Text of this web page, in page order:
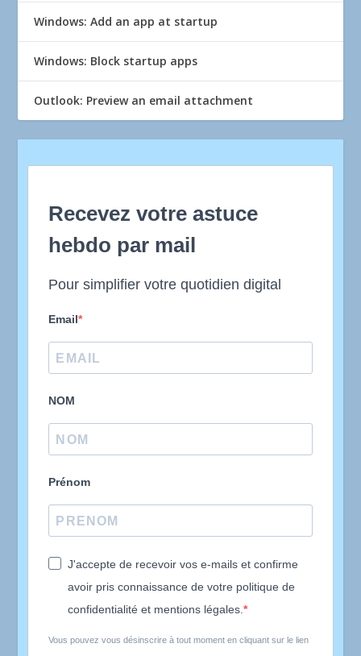
Windows: Add an app at startup
Windows: Block startup apps
Outlook: Preview an email attachment
Recevez votre astuce
hebdo par mail
Pour simplifier votre quotidien digital
Email
NOM
Prénom
J'accepte de recevoir vos e-mails et confirme
avoir pris connaissance de votre politique de
confidentialité et mentions légales.
Vous pouvez vous désinscrire à tout moment en cliquant sur le lien